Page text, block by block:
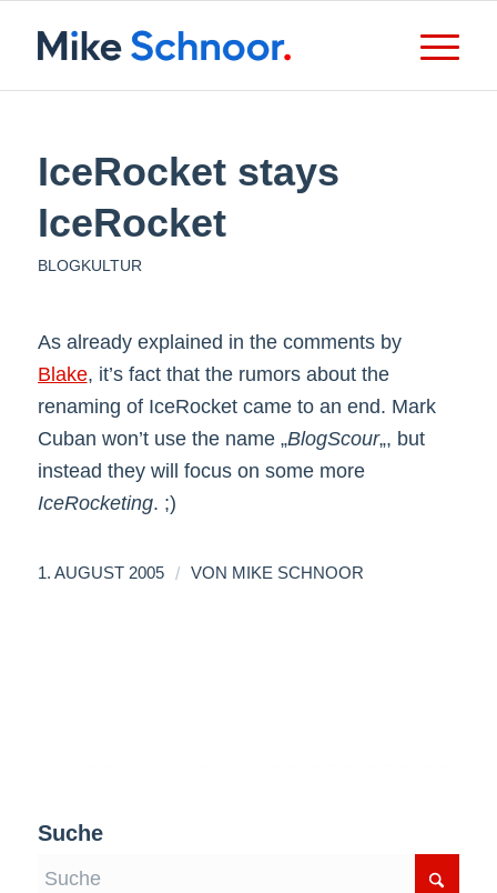
IceRocket stays
IceRocket
BLOGKULTUR
As already explained in the comments by
Blake, it’s fact that the rumors about the
renaming of IceRocket came to an end. Mark
Cuban won’t use the name „BlogScour„, but
instead they will focus on some more
IceRocketing. ;)
1. AUGUST 2005 / VON MIKE SCHNOOR
Suche